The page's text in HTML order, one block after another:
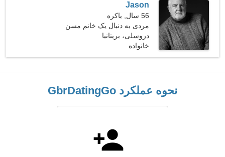
Jason
56 سال, باکره
مردی به دنبال یک خانم مسن
دروسلی، بریتانیا
خانواده
نحوه عملکرد GbrDatingGo